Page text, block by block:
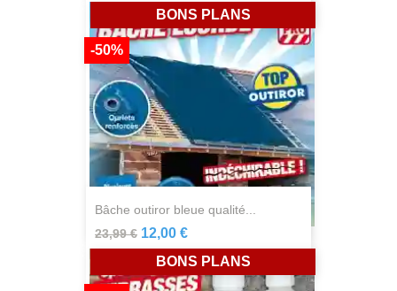
bâche outiror bleue qualité...
23,99 €
-50%
12,00 €
BONS PLANS
BONS PLANS